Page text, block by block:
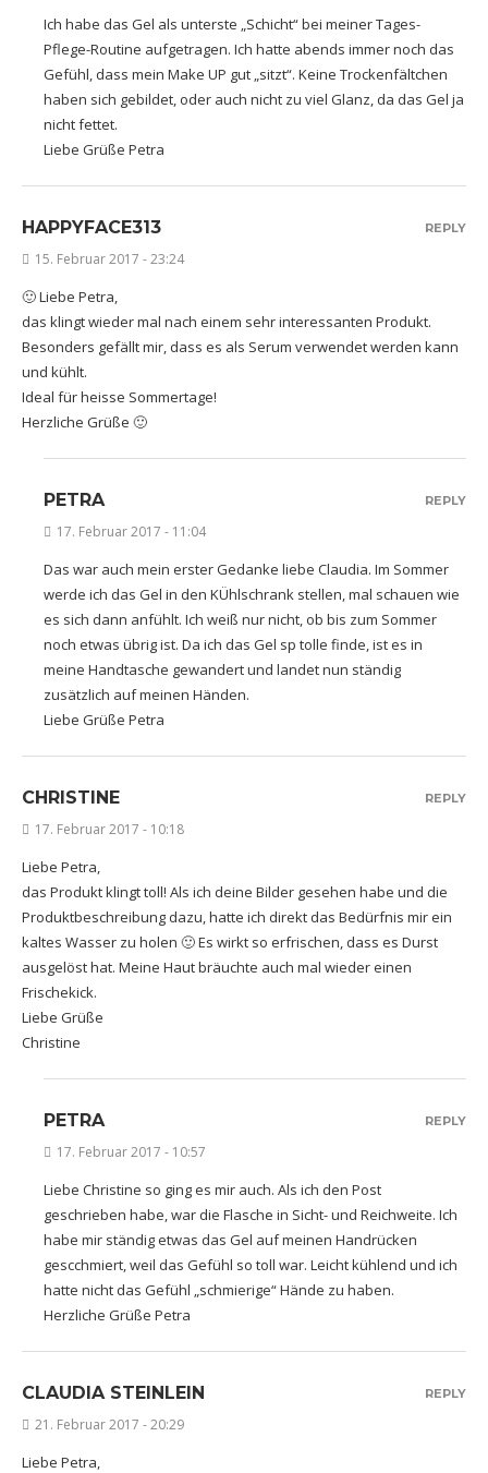
Ich habe das Gel als unterste „Schicht“ bei meiner Tages-
Pflege-Routine aufgetragen. Ich hatte abends immer noch das
Gefühl, dass mein Make UP gut „sitzt“. Keine Trockenfältchen
haben sich gebildet, oder auch nicht zu viel Glanz, da das Gel ja
nicht fettet.
Liebe Grüße Petra
HAPPYFACE313
15. Februar 2017 - 23:24
🙂 Liebe Petra,
das klingt wieder mal nach einem sehr interessanten Produkt.
Besonders gefällt mir, dass es als Serum verwendet werden kann
und kühlt.
Ideal für heisse Sommertage!
Herzliche Grüße 🙂
REPLY
PETRA
17. Februar 2017 - 11:04
Das war auch mein erster Gedanke liebe Claudia. Im Sommer
werde ich das Gel in den KÜhlschrank stellen, mal schauen wie
es sich dann anfühlt. Ich weiß nur nicht, ob bis zum Sommer
noch etwas übrig ist. Da ich das Gel sp tolle finde, ist es in
meine Handtasche gewandert und landet nun ständig
zusätzlich auf meinen Händen.
Liebe Grüße Petra
REPLY
CHRISTINE
17. Februar 2017 - 10:18
Liebe Petra,
das Produkt klingt toll! Als ich deine Bilder gesehen habe und die
Produktbeschreibung dazu, hatte ich direkt das Bedürfnis mir ein
kaltes Wasser zu holen 🙂 Es wirkt so erfrischen, dass es Durst
ausgelöst hat. Meine Haut bräuchte auch mal wieder einen
Frischekick.
Liebe Grüße
Christine
REPLY
PETRA
17. Februar 2017 - 10:57
Liebe Christine so ging es mir auch. Als ich den Post
geschrieben habe, war die Flasche in Sicht- und Reichweite. Ich
habe mir ständig etwas das Gel auf meinen Handrücken
gescchmiert, weil das Gefühl so toll war. Leicht kühlend und ich
hatte nicht das Gefühl „schmierige“ Hände zu haben.
Herzliche Grüße Petra
REPLY
CLAUDIA STEINLEIN
21. Februar 2017 - 20:29
Liebe Petra,
REPLY